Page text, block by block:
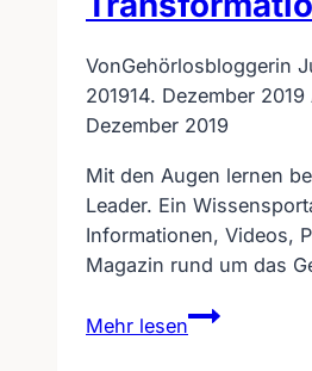
VonGehörlosbloggerin
201914. Dezember 2019
Dezember 2019
Mit den Augen lernen
Leader. Ein
Informationen, Videos,
Magazin rund um das
Mehr lesen
Mit
den